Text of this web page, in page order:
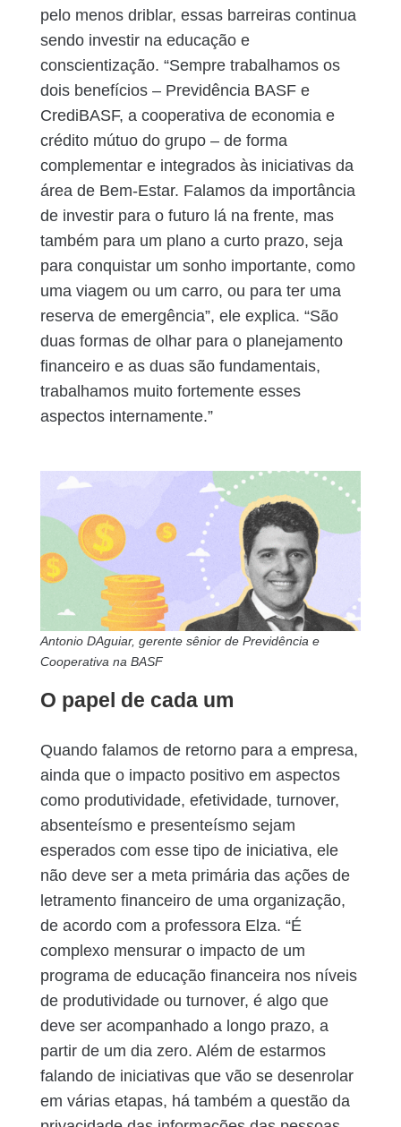
pelo menos driblar, essas barreiras continua
sendo investir na educação e
conscientização. “Sempre trabalhamos os
dois benefícios – Previdência BASF e
CrediBASF, a cooperativa de economia e
crédito mútuo do grupo – de forma
complementar e integrados às iniciativas da
área de Bem-Estar. Falamos da importância
de investir para o futuro lá na frente, mas
também para um plano a curto prazo, seja
para conquistar um sonho importante, como
uma viagem ou um carro, ou para ter uma
reserva de emergência”, ele explica. “São
duas formas de olhar para o planejamento
financeiro e as duas são fundamentais,
trabalhamos muito fortemente esses
aspectos internamente.”
Antonio DAguiar, gerente sênior de Previdência e
Cooperativa na BASF
O papel de cada um
Quando falamos de retorno para a empresa,
ainda que o impacto positivo em aspectos
como produtividade, efetividade, turnover,
absenteísmo e presenteísmo sejam
esperados com esse tipo de iniciativa, ele
não deve ser a meta primária das ações de
letramento financeiro de uma organização,
de acordo com a professora Elza. “É
complexo mensurar o impacto de um
programa de educação financeira nos níveis
de produtividade ou turnover, é algo que
deve ser acompanhado a longo prazo, a
partir de um dia zero. Além de estarmos
falando de iniciativas que vão se desenrolar
em várias etapas, há também a questão da